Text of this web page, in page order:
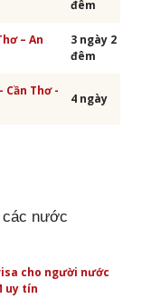
đêm
– An
3 ngày 2
đêm
Cần Thơ -
4 ngày
các nước
cho người nước
uy tín